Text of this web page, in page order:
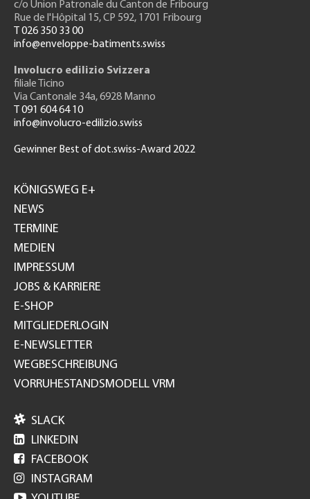
c/o Union Patronale du Canton de Fribourg
Rue de l'Hôpital 15, CP 592, 1701 Fribourg
T 026 350 33 00
info@enveloppe-batiments.swiss
Involucro edilizio Svizzera
filiale Ticino
Via Cantonale 34a, 6928 Manno
T 091 604 64 10
info@involucro-edilizio.swiss
Gewinner Best of dot.swiss-Award 2022
GH
KÖNIGSWEG E+
NEWS
TERMINE
MEDIEN
IMPRESSUM
JOBS & KARRIERE
E-SHOP
MITGLIEDERLOGIN
E-NEWSLETTER
WEGBESCHREIBUNG
VORRUHESTANDSMODELL VRM
 SLACK
 LINKEDIN
 FACEBOOK
 INSTAGRAM